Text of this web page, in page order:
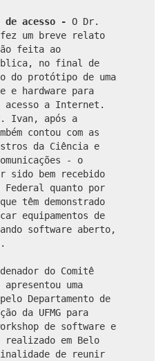
acesso - O Dr.
fez um breve relato
feita ao
no final de
do protótipo de uma
e hardware para
acesso a Internet.
Ivan, após a
contou com as
da Ciência e
- o
sido bem recebido
Federal quanto por
têm demonstrado
equipamentos de
software aberto,
do Comitê
uma
Departamento de
da UFMG para
de software e
em Belo
de reunir